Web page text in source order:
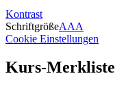
Kontrast
SchriftgrößeAAA
Cookie Einstellungen
Kurs-Merkliste